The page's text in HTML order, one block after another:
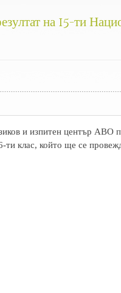
на 15-ти
и изпитен център АВО
ти клас, който ще се